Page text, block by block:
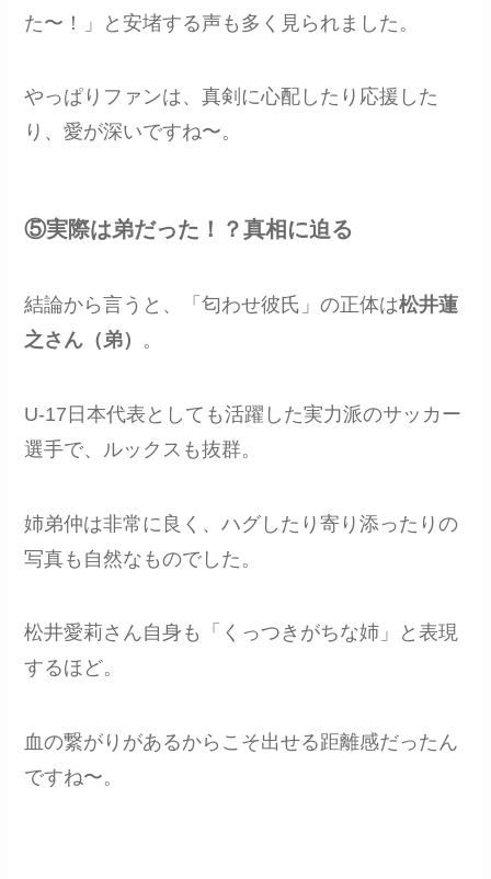
た〜！」と安堵する声も多く見られました。
やっぱりファンは、真剣に心配したり応援した
り、愛が深いですね〜。
⑤実際は弟だった！？真相に迫る
結論から言うと、「匂わせ彼氏」の正体は松井蓮
之さん（弟） 。
U-17日本代表としても活躍した実力派のサッカー
選手で、ルックスも抜群。
姉弟仲は非常に良く、ハグしたり寄り添ったりの
写真も自然なものでした。
松井愛莉さん自身も「くっつきがちな姉」と表現
するほど。
血の繋がりがあるからこそ出せる距離感だったん
ですね〜。